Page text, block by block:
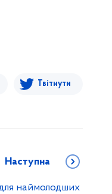
Твітнути
Наступна
наймолодших